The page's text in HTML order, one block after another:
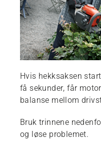
Hvis hekksaksen
få sekunder, får
balanse mellom
Bruk trinnene
og løse problemet.